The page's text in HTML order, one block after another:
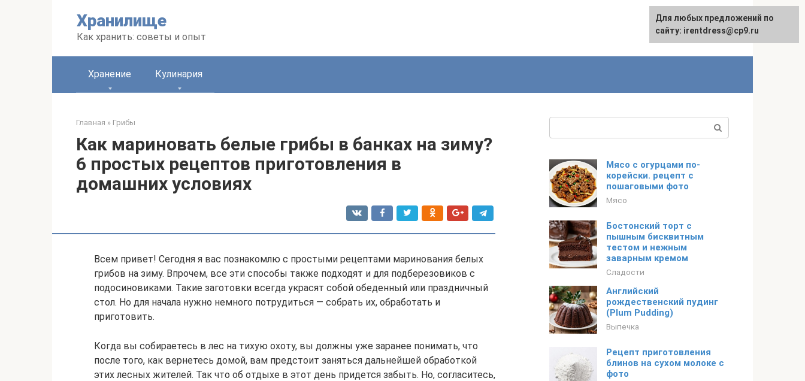
Хранилище
Как хранить: советы и опыт
Хранение Кулинария
Главная » Грибы
Как мариновать белые грибы в банках на зиму?
6 простых рецептов приготовления в
домашних условиях
Всем привет! Сегодня я вас познакомлю с простыми рецептами маринования белых
грибов на зиму. Впрочем, все эти способы также подходят и для подберезовиков с
подосиновиками. Такие заготовки всегда украсят собой обеденный или праздничный
стол. Но для начала нужно немного потрудиться — собрать их, обработать и
приготовить.
Когда вы собираетесь в лес на тихую охоту, вы должны уже заранее понимать, что
после того, как вернетесь домой, вам предстоит заняться дальнейшей обработкой
этих лесных жителей. Так что об отдыхе в этот день придется забыть. Но, согласитесь,
Мясо с огурцами по-
корейски. рецепт с
пошаговыми фото
Мясо
Бостонский торт с
пышным бисквитным
тестом и нежным
заварным кремом
Сладости
Английский
рождественский пудинг
(Plum Pudding)
Выпечка
Рецепт приготовления
блинов на сухом молоке с
фото
Для любых предложений по
сайту: irentdress@cp9.ru